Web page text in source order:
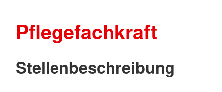
Pflegefachkraft
Stellenbeschreibung